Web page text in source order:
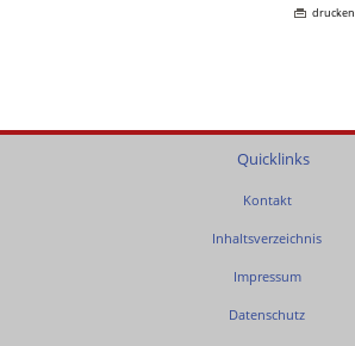
drucken
Quicklinks
Kontakt
Inhaltsverzeichnis
Impressum
Datenschutz